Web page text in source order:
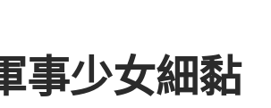
事少女細黏